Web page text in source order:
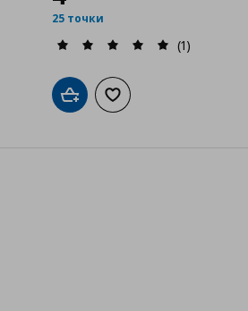
с любими
25 точки
(1)
Добави в кошницата
Добави към списъка с